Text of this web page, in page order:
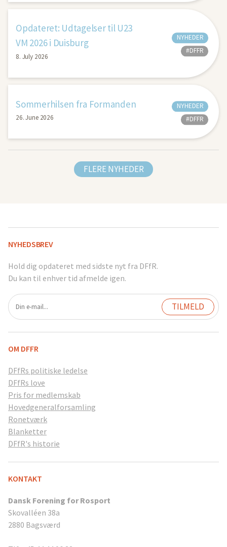
Opdateret: Udtagelser til U23
VM 2026 i Duisburg
8. July 2026
NYHEDER
#DFFR
Sommerhilsen fra Formanden
26. June 2026
NYHEDER
#DFFR
FLERE NYHEDER
NYHEDSBREV
Hold dig opdateret med sidste nyt fra DFfR.
Du kan til enhver tid afmelde igen.
OM DFFR
DFfRs politiske ledelse
DFfRs love
Pris for medlemskab
Hovedgeneralforsamling
Ronetværk
Blanketter
DFfR's historie
KONTAKT
Dansk Forening for Rosport
Skovalléen 38a
2880 Bagsværd